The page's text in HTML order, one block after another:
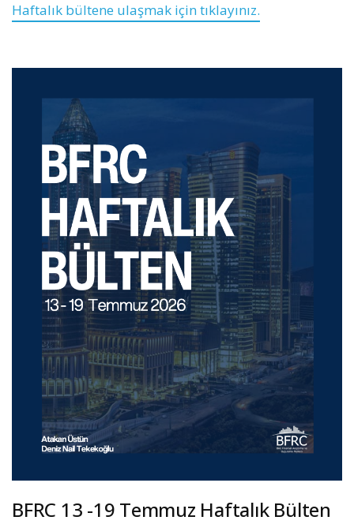
Haftalık bültene ulaşmak için tıklayınız.
BFRC 13 -19 Temmuz Haftalık Bülten